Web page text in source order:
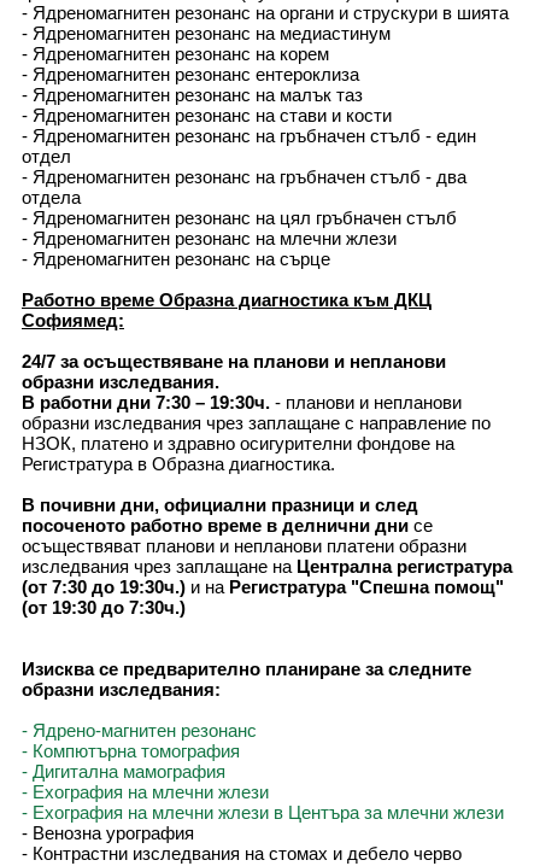
- Ядреномагнитен резонанс на органи и струскури в шията
- Ядреномагнитен резонанс на медиастинум
- Ядреномагнитен резонанс на корем
- Ядреномагнитен резонанс ентероклиза
- Ядреномагнитен резонанс на малък таз
- Ядреномагнитен резонанс на стави и кости
- Ядреномагнитен резонанс на гръбначен стълб - един
отдел
- Ядреномагнитен резонанс на гръбначен стълб - два
отдела
- Ядреномагнитен резонанс на цял гръбначен стълб
- Ядреномагнитен резонанс на млечни жлези
- Ядреномагнитен резонанс на сърце
Работно време Образна диагностика към ДКЦ
Софиямед:
24/7 за осъществяване на планови и непланови
образни изследвания.
В работни дни 7:30 – 19:30ч. - планови и непланови
образни изследвания чрез заплащане с направление по
НЗОК, платено и здравно осигурителни фондове на
Регистратура в Образна диагностика.
В почивни дни, официални празници и след
посоченото работно време в делнични дни се
осъществяват планови и непланови платени образни
изследвания чрез заплащане на Централна регистратура
(от 7:30 до 19:30ч.) и на Регистратура "Спешна помощ"
(от 19:30 до 7:30ч.)
Изисква се предварително планиране за следните
образни изследвания:
- Ядрено-магнитен резонанс
- Компютърна томография
- Дигитална мамография
- Ехография на млечни жлези
- Ехография на млечни жлези в Центъра за млечни жлези
- Венозна урография
- Контрастни изследвания на стомах и дебело черво